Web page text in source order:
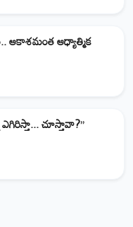
ఆకాశమంత ఆధ్యాత్మిక
చూస్తావా?”